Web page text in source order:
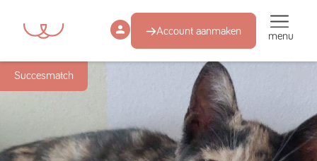
Account aanmaken menu
Succesmatch